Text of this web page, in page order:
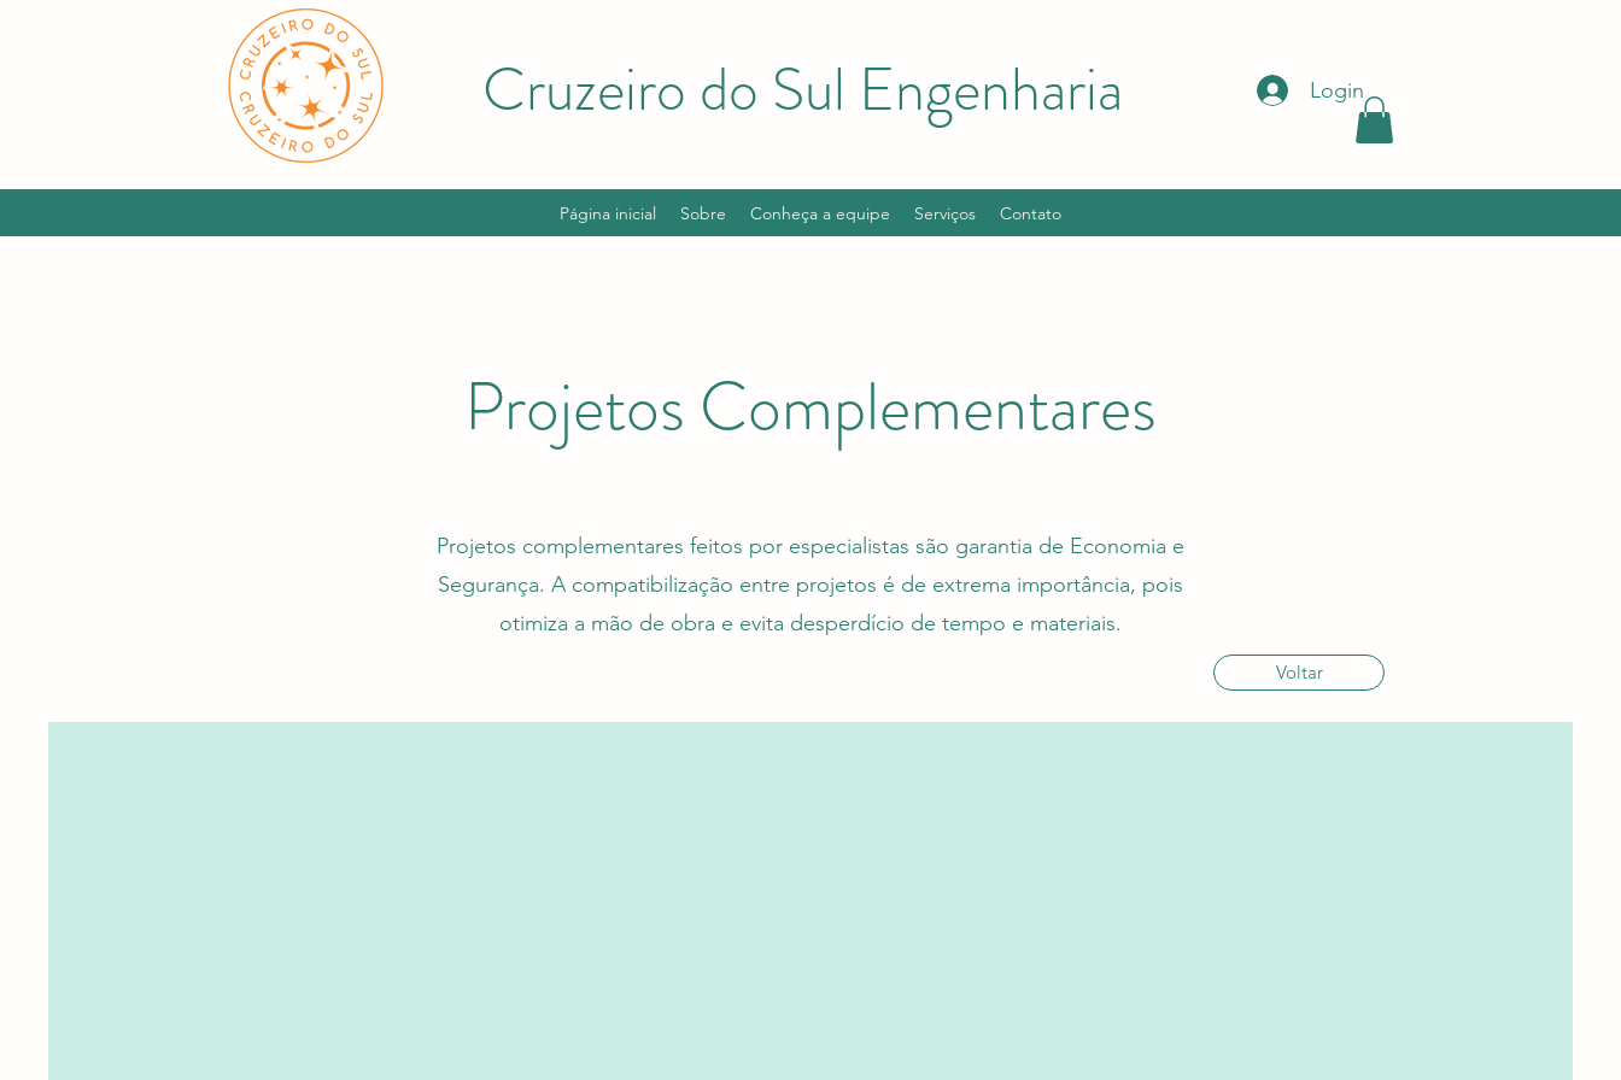
Login
Cruzeiro do Sul Engenharia
Página inicial Sobre Conheça a equipe Serviços Contato
Projetos Complementares
Projetos complementares feitos por especialistas são garantia de Economia e
Segurança. A compatibilização entre projetos é de extrema importância, pois
otimiza a mão de obra e evita desperdício de tempo e materiais.
Voltar